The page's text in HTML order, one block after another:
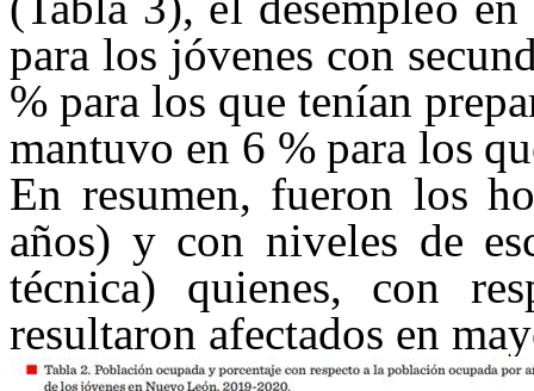
para los jóvenes con
% para los que tenían
mantuvo en 6 % para los
En resumen, fueron los
años) y con niveles de
técnica) quienes, con
resultaron afectados en